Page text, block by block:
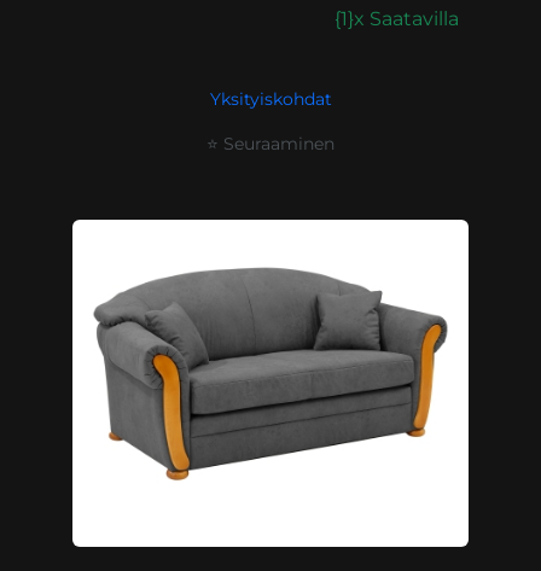
{1}x Saatavilla
Yksityiskohdat
⭐ Seuraaminen